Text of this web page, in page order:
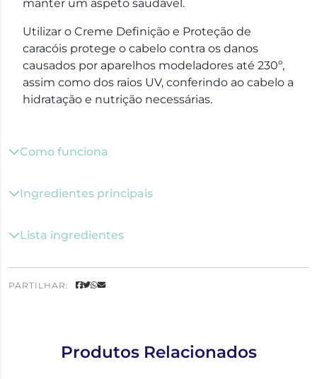
manter um aspeto saudável.
Utilizar o Creme Definição e Proteção de
caracóis protege o cabelo contra os danos
causados por aparelhos modeladores até 230º,
assim como dos raios UV, conferindo ao cabelo a
hidratação e nutrição necessárias.
Como funciona
Ingredientes principais
Lista ingredientes
PARTILHAR:
Produtos Relacionados